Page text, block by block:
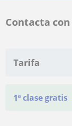
Contacta con
Tarifa
1ª clase gratis